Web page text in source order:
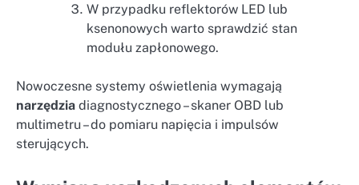
W przypadku reflektorów LED lub
ksenonowych warto sprawdzić stan
modułu zapłonowego.
Nowoczesne systemy oświetlenia wymagają
narzędzia diagnostycznego – skaner OBD lub
multimetru – do pomiaru napięcia i impulsów
sterujących.